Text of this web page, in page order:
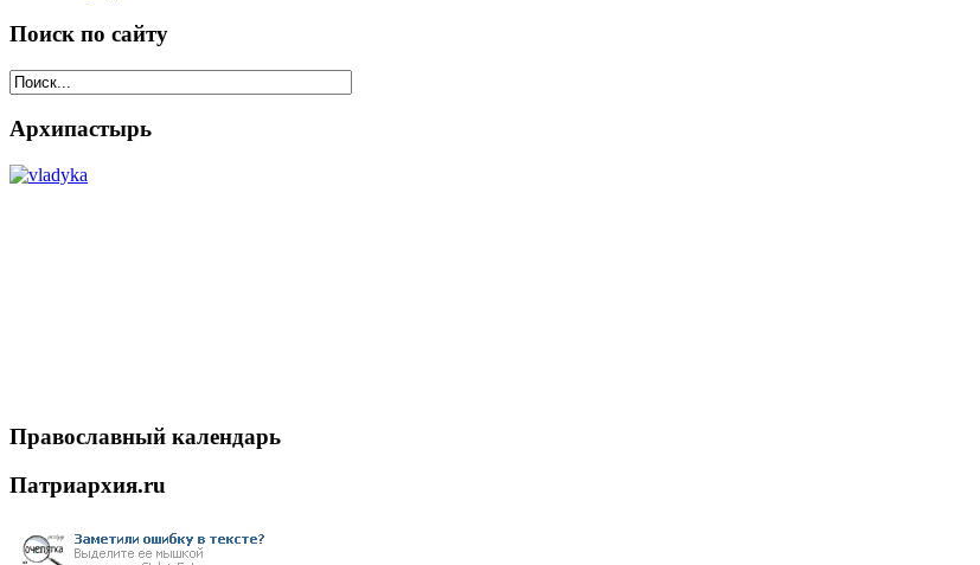
Поиск по сайту
Архипастырь
Православный календарь
Патриархия.ru